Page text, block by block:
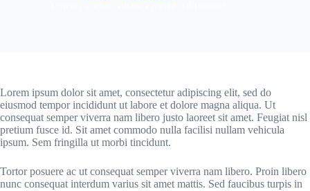
Lorem ipsum dolor sit amet, consectetur adipiscing elit, sed do
eiusmod tempor incididunt ut labore et dolore magna aliqua. Ut
consequat semper viverra nam libero justo laoreet sit amet. Feugiat nisl
pretium fusce id. Sit amet commodo nulla facilisi nullam vehicula
ipsum. Sem fringilla ut morbi tincidunt.
Tortor posuere ac ut consequat semper viverra nam libero. Proin libero
nunc consequat interdum varius sit amet mattis. Sed faucibus turpis in